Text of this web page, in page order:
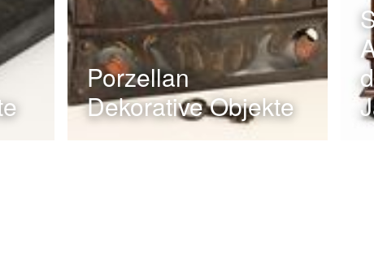
Porzellan
Dekorative Objekte